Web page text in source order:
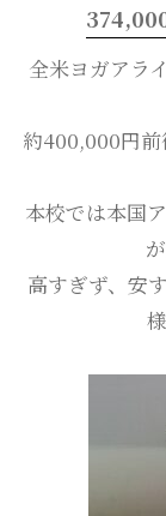
全米ヨガアラ
約400,000円
本校では本国
高すぎず、安